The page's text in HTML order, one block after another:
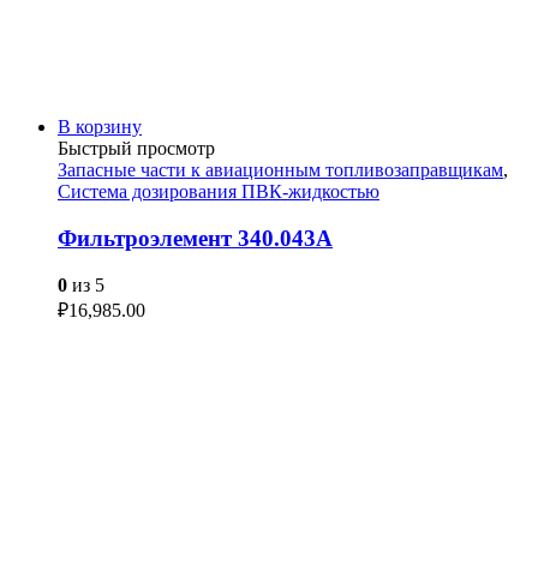
В корзину
Быстрый просмотр
Запасные части к авиационным топливозаправщикам,
Система дозирования ПВК-жидкостью
Фильтроэлемент 340.043А
0 из 5
₽16,985.00